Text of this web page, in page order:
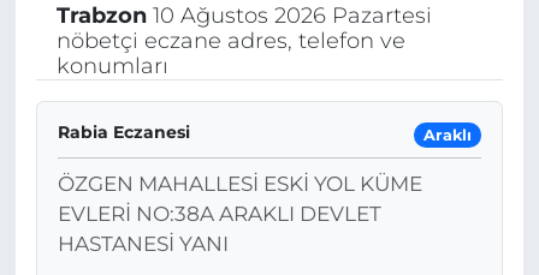
Trabzon10 Ağustos 2026 Pazartesi
nöbetçi eczane adres, telefon ve
konumları
Rabia Eczanesi Araklı
ÖZGEN MAHALLESİ ESKİ YOL KÜME
EVLERİ NO:38A ARAKLI DEVLET
HASTANESİ YANI
SPOR
MAGAZİN
ESKİŞEHİRSPOR